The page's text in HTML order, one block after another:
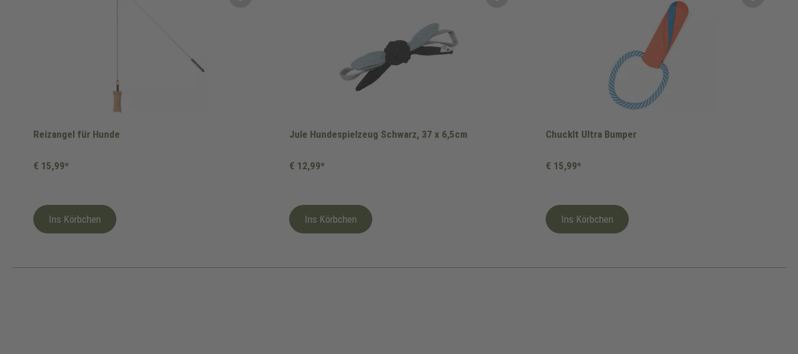
Reizangel für Hunde
€ 15,99*
Ins Körbchen
Jule Hundespielzeug Schwarz, 37 x 6,5cm
€ 12,99*
Ins Körbchen
ChuckIt Ultra Bumper
€ 15,99*
Ins Körbchen